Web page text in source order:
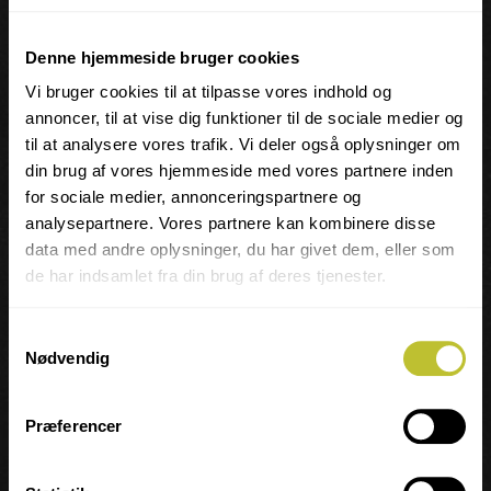
Denne hjemmeside bruger cookies
Vi bruger cookies til at tilpasse vores indhold og
annoncer, til at vise dig funktioner til de sociale medier og
til at analysere vores trafik. Vi deler også oplysninger om
din brug af vores hjemmeside med vores partnere inden
for sociale medier, annonceringspartnere og
analysepartnere. Vores partnere kan kombinere disse
data med andre oplysninger, du har givet dem, eller som
de har indsamlet fra din brug af deres tjenester.
Nødvendig
Præferencer
26-11-2026
17:30 20:00
03-12-2026
17:30 20:00
100
10-12-2026
17:30 20:00 100
UNDERVISER
LARS LAVENDT
larslavendt@gmail.com
20 80 65 41
Læs mere om læreren